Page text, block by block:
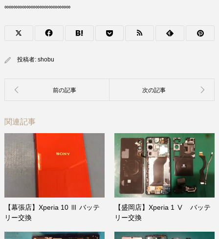
∞∞∞∞∞∞∞∞∞∞∞∞∞∞∞
投稿者: shobu
関連記事
【幕張店】Xperia 10 Ⅲ バッテ
リー交換
【盛岡店】Xperia 1 Ⅴ バッテ
リー交換